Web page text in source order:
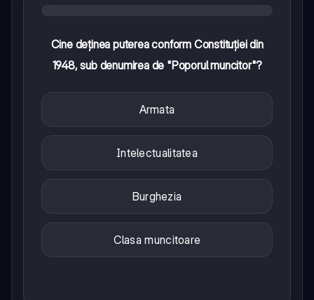
Cine deținea puterea conform Constituției din
1948, sub denumirea de "Poporul muncitor"?
Armata
Intelectualitatea
Burghezia
Clasa muncitoare